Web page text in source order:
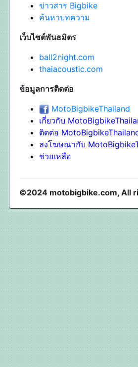
ข่าวสาร Bigbike
ค้นหาบทความ
เว็บไซต์พันธมิตร
ball2night.com
thaiacoustic.com
ข้อมูลการติดต่อ
MotoBigbikeThailand
เกี่ยวกับ
ติดต่อ
ลงโฆษณากับ
ช่วยเหลือ
©2024 motobigbike.com, All